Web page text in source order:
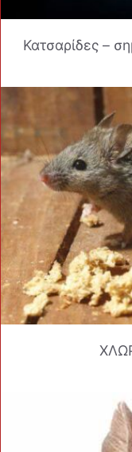
Κατσαρίδες –